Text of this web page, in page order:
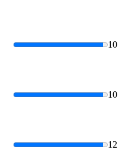
10
10
12